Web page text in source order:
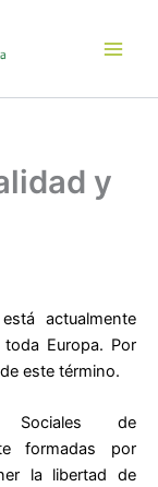
y
actualmente
Europa. Por
este término.
Sociales de
formadas por
la libertad de